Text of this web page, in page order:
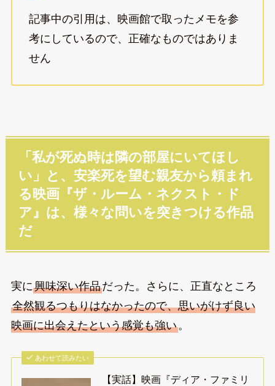
記事中の引用は、映画館で取ったメモを参
考にしているので、正確なものではありま
せん
「私が死ぬ時は隣の部屋にいてほし
い」と、安楽死を望む親友から頼まれ
る映画『ザ・ルーム・ネクスト・ド
ア』は、様々な問いを突きつける作品
だ
実に興味深い作品だった。さらに、正直なところ
全然観るつもりはなかったので、思いがけず良い
映画に出会えたという感覚も強い。
あわせて読みたい
【実話】映画『ディア・ファミリ